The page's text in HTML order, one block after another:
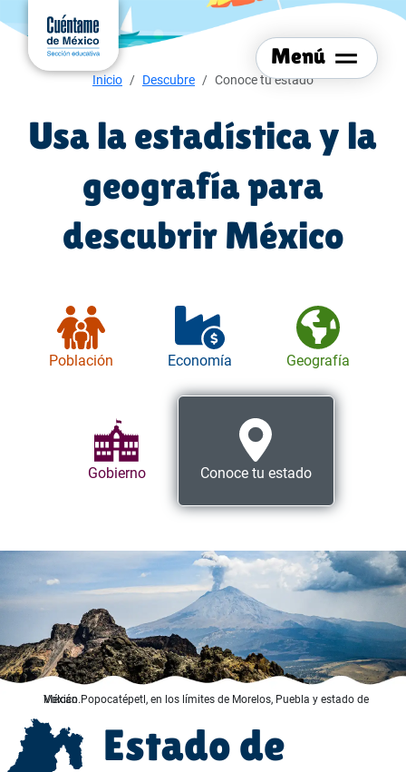
Ir al
contenido
principal
Menú
Menú del sitio
Menú de navegación
Inicio Descubre Conoce tu estado
Usa la estadística y la
geografía para
descubrir México
Población Economía Geografía
Gobierno Conoce tu estado
Volcán Popocatépetl, en los límites de Morelos, Puebla y estado de México.
Estado de